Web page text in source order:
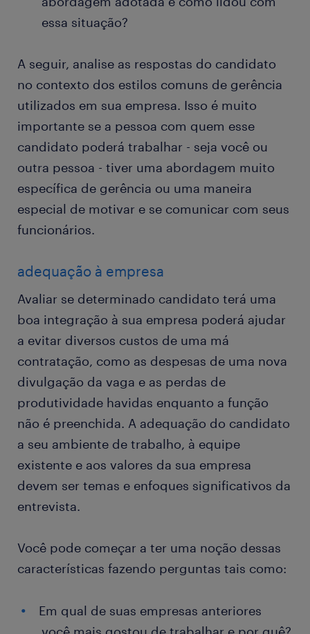
essa situação?
A seguir, analise as respostas do candidato
no contexto dos estilos comuns de gerência
utilizados em sua empresa. Isso é muito
importante se a pessoa com quem esse
candidato poderá trabalhar - seja você ou
outra pessoa - tiver uma abordagem muito
específica de gerência ou uma maneira
especial de motivar e se comunicar com seus
funcionários.
adequação à empresa
Avaliar se determinado candidato terá uma
boa integração à sua empresa poderá ajudar
a evitar diversos custos de uma má
contratação, como as despesas de uma nova
divulgação da vaga e as perdas de
produtividade havidas enquanto a função
não é preenchida. A adequação do candidato
a seu ambiente de trabalho, à equipe
existente e aos valores da sua empresa
devem ser temas e enfoques significativos da
entrevista.
Você pode começar a ter uma noção dessas
características fazendo perguntas tais como:
Em qual de suas empresas anteriores